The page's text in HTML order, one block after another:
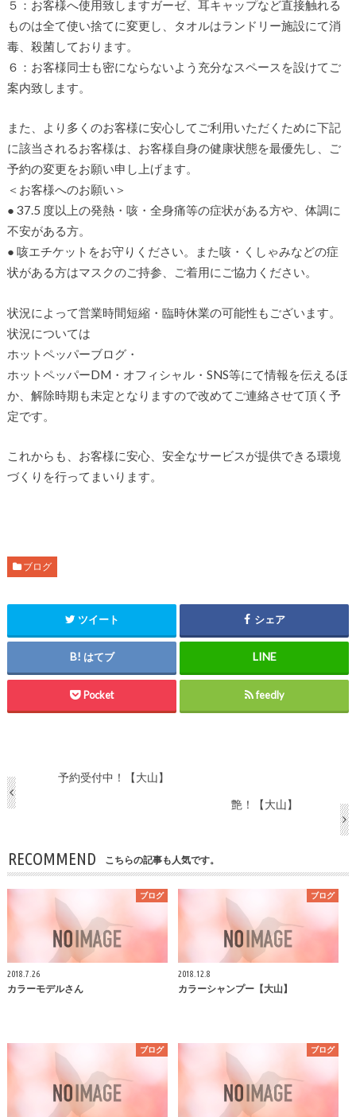
５：お客様へ使用致しますガーゼ、耳キャップなど直接触れる
ものは全て使い捨てに変更し、タオルはランドリー施設にて消
毒、殺菌しております。
６：お客様同士も密にならないよう充分なスペースを設けてご
案内致します。
また、より多くのお客様に安心してご利用いただくために下記
に該当されるお客様は、お客様自身の健康状態を最優先し、ご
予約の変更をお願い申し上げます。
＜お客様へのお願い＞
● 37.5 度以上の発熱・咳・全身痛等の症状がある方や、体調に
不安がある方。
● 咳エチケットをお守りください。また咳・くしゃみなどの症
状がある方はマスクのご持参、ご着用にご協力ください。
状況によって営業時間短縮・臨時休業の可能性もございます。
状況については
ホットペッパーブログ・
ホットペッパーDM・オフィシャル・SNS等にて情報を伝えるほ
か、解除時期も未定となりますので改めてご連絡させて頂く予
定です。
これからも、お客様に安心、安全なサービスが提供できる環境
づくりを行ってまいります。
ブログ
ツイート シェア
はてブ
Pocket feedly
予約受付中！【大山】
艶！【大山】
RECOMMEND こちらの記事も人気です。
ブログ
2018.7.26
カラーモデルさん
ブログ
2018.12.8
カラーシャンプー【大山】
ブログ ブログ